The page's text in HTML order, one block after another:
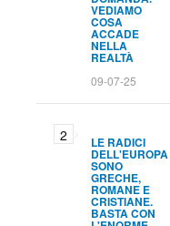
VEDIAMO
COSA
ACCADE
NELLA
REALTÀ
09-07-25
LE RADICI
DELL'EUROPA
SONO
GRECHE,
ROMANE E
CRISTIANE.
BASTA CON